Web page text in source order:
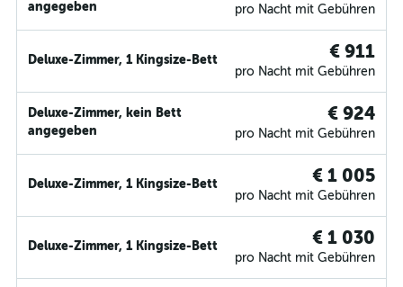
angegeben pro Nacht mit Gebühren
Deluxe-Zimmer, 1 Kingsize-Bett € 911
pro Nacht mit Gebühren
Deluxe-Zimmer, kein Bett
angegeben
€ 924
pro Nacht mit Gebühren
Deluxe-Zimmer, 1 Kingsize-Bett € 1 005
pro Nacht mit Gebühren
Deluxe-Zimmer, 1 Kingsize-Bett € 1 030
pro Nacht mit Gebühren